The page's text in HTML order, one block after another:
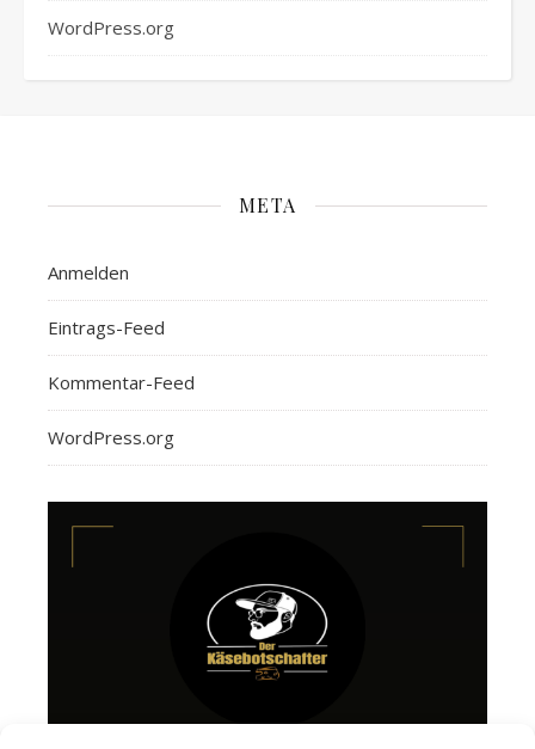
WordPress.org
META
Anmelden
Eintrags-Feed
Kommentar-Feed
WordPress.org